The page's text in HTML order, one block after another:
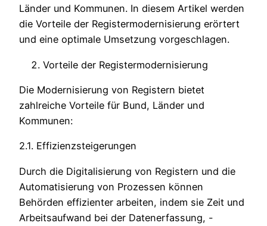
Länder und Kommunen. In diesem Artikel werden
die Vorteile der Registermodernisierung erörtert
und eine optimale Umsetzung vorgeschlagen.
Vorteile der Registermodernisierung
Die Modernisierung von Registern bietet
zahlreiche Vorteile für Bund, Länder und
Kommunen:
2.1. Effizienzsteigerungen
Durch die Digitalisierung von Registern und die
Automatisierung von Prozessen können
Behörden effizienter arbeiten, indem sie Zeit und
Arbeitsaufwand bei der Datenerfassung, -